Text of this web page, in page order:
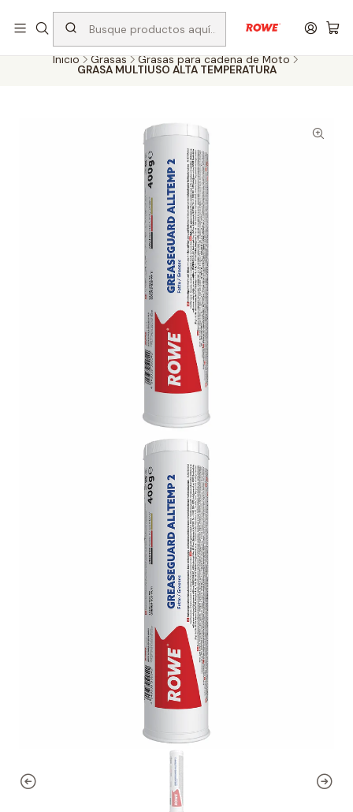
Despacho rápido a todo Chile
Inicio Grasas Grasas para cadena de Moto
GRASA MULTIUSO ALTA TEMPERATURA